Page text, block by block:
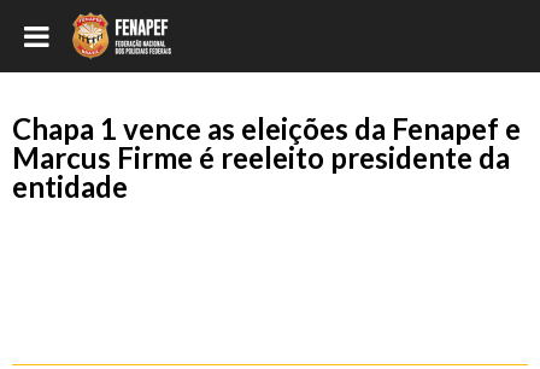
Chapa 1 vence as eleições da Fenapef e
Marcus Firme é reeleito presidente da
entidade